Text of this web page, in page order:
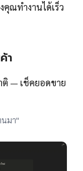
ณทำงานได้เร็ว
า
ติ — เช็คยอดขาย
มา"